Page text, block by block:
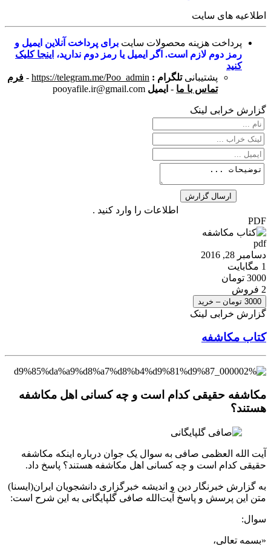
اطلاعیه های سایت
پرداخت هزینه محصولات سایت برای پرداخت آنلاین ایمیل و
رمز دوم لازم است. اگر ایمیل یا رمز دوم ندارید، اینجا کلیک
کنید
پشتیبانی تلگرام : https://telegram.me/Poo_admin
- فرم
تماس با ما - ایمیل pooyafile.ir@gmail.com
گزارش خرابی لینک
اطلاعات را وارد کنید .
PDF
pdf
دسامبر 28, 2016
1 مگابایت
3000 تومان
2 فروش
3000 تومان – خرید
گزارش خرابی لینک
کتاب مکاشفه
مکاشفه حقیقی کدام است و چه کسانی اهل مکاشفه
هستند؟
آیت الله العظمی صافی به سوال یک جوان درباره اینکه مکاشفه
حقیقی کدام است و چه کسانی اهل مکاشفه هستند؟ پاسخ داد.
به گزارش خبرنگار دین و اندیشه خبرگزاری دانشجویان ایران(ایسنا)
متن این پرسش و پاسخ آیت‌الله صافی گلپایگانی به این شرح است:
سوال:
«بسمه تعالی،‌